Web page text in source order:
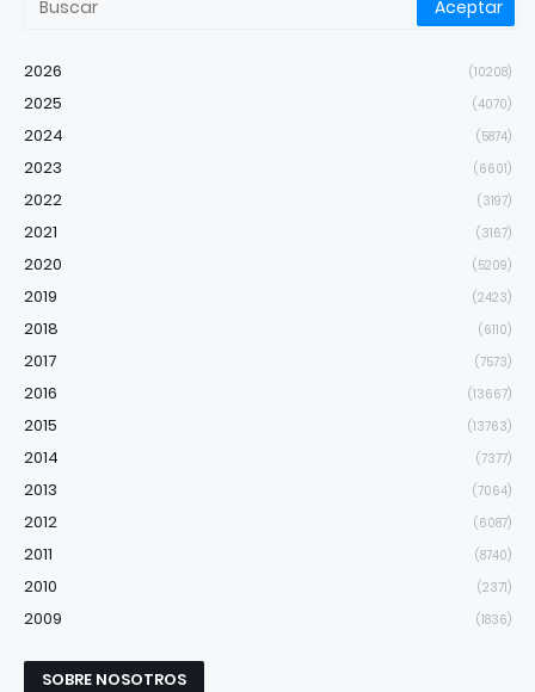
2026 (10208)
2025 (4070)
2024 (5874)
2023 (6601)
2022 (3197)
2021 (3167)
2020 (5209)
2019 (2423)
2018 (6110)
2017 (7573)
2016 (13667)
2015 (13763)
2014 (7377)
2013 (7064)
2012 (6087)
2011 (8740)
2010 (2371)
2009 (1836)
SOBRE NOSOTROS